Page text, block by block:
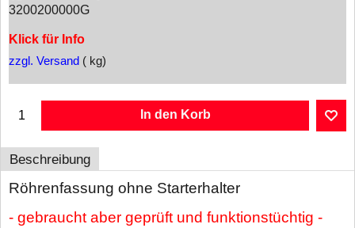
3200200000G
Klick für Info
zzgl. Versand kg
In den Korb
Beschreibung
Röhrenfassung ohne Starterhalter
- gebraucht aber geprüft und funktionstüchtig -